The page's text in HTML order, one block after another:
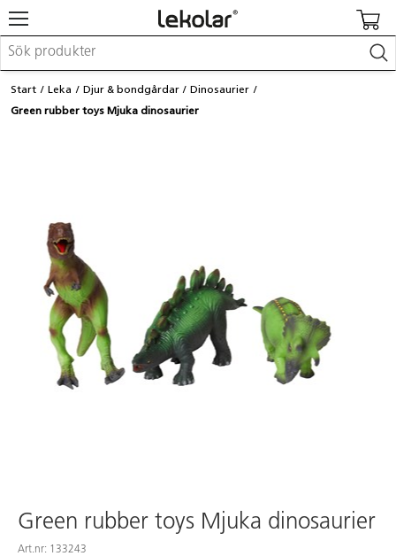
Möbler & inredning
Lekplatsutrustning & utemiljö
Logga in / Registrera dig
Hitta din säljare
Kontakta Lekolar
Start Leka Djur & bondgårdar
Dinosaurier
Green rubber toys Mjuka dinosaurier
Green rubber toys Mjuka dinosaurier
Art.nr: 133243